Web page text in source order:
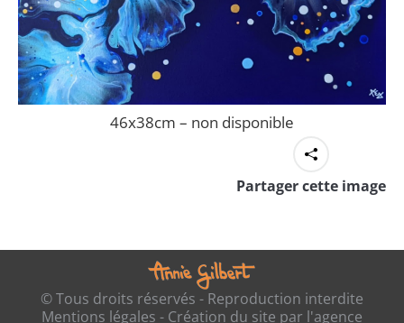
46x38cm – non disponible
Partager cette image
© Tous droits réservés - Reproduction interdite
Mentions légales - Création du site par l'agence